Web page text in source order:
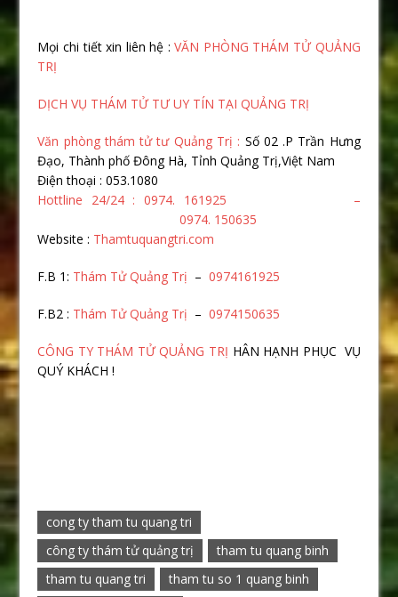
Mọi chi tiết xin liên hệ :VĂN PHÒNG THÁM TỬ QUẢNG
TRỊ
DỊCH VỤ THÁM TỬ TƯ UY TÍN TẠI QUẢNG TRỊ
Văn phòng thám tử tư Quảng Trị : Số 02 .P Trần Hưng
Đạo, Thành phố Đông Hà, Tỉnh Quảng Trị,Việt Nam
Điện thoại : 053.1080
Hottline 24/24 : 0974. 161925 –
0974. 150635
Website : Thamtuquangtri.com
F.B 1: Thám Tử Quảng Trị –0974161925
F.B2 : Thám Tử Quảng Trị –0974150635
CÔNG TY THÁM TỬ QUẢNG TRỊ HÂN HẠNH PHỤC VỤ
QUÝ KHÁCH !
cong ty tham tu quang tri
công ty thám tử quảng trị
tham tu quang binh
tham tu quang tri
tham tu so 1 quang binh